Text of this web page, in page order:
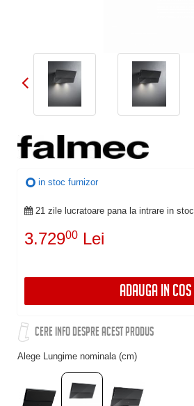
in stoc furnizor
21 zile lucratoare pana la intrare in stoc
3.72900 Lei
ADAUGA IN COS
CERE INFO DESPRE ACEST PRODUS
Alege Lungime nominala (cm)